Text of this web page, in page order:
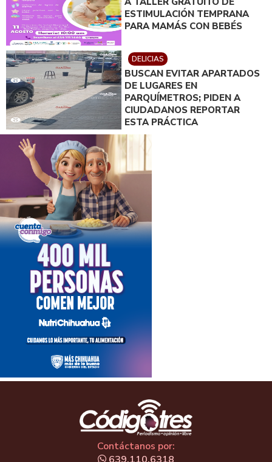
ESTIMULACIÓN TEMPRANA
PARA MAMÁS CON BEBÉS
DELICIAS
BUSCAN EVITAR APARTADOS
DE LUGARES EN
PARQUÍMETROS; PIDEN A
CIUDADANOS REPORTAR
ESTA PRÁCTICA
Contáctanos por: